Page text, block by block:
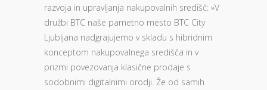
razvoja in upravljanja nakupovalnih središč: »V
družbi BTC naše pametno mesto BTC City
Ljubljana nadgrajujemo v skladu s hibridnim
konceptom nakupovalnega središča in v
prizmi povezovanja klasične prodaje s
sodobnimi digitalnimi orodji. Že od samih